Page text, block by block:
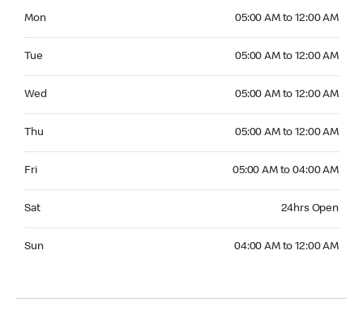
Mon 05:00 AM to 12:00 AM
Tue 05:00 AM to 12:00 AM
Wed 05:00 AM to 12:00 AM
Thu 05:00 AM to 12:00 AM
Fri 05:00 AM to 04:00 AM
Sat 24hrs Open
Sun 04:00 AM to 12:00 AM